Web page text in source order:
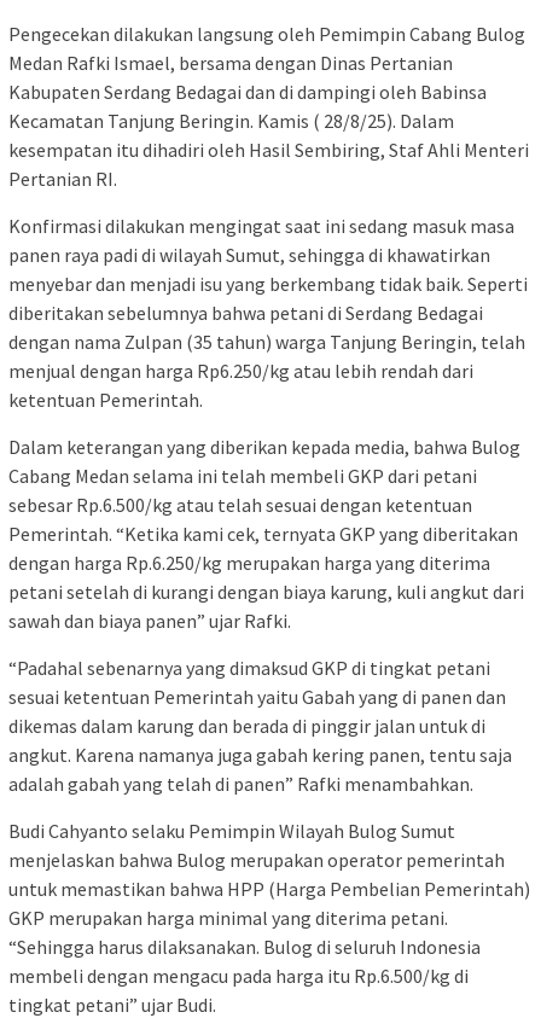
Pengecekan dilakukan langsung oleh Pemimpin Cabang Bulog
Medan Rafki Ismael, bersama dengan Dinas Pertanian
Kabupaten Serdang Bedagai dan di dampingi oleh Babinsa
Kecamatan Tanjung Beringin. Kamis ( 28/8/25). Dalam
kesempatan itu dihadiri oleh Hasil Sembiring, Staf Ahli Menteri
Pertanian RI.
Konfirmasi dilakukan mengingat saat ini sedang masuk masa
panen raya padi di wilayah Sumut, sehingga di khawatirkan
menyebar dan menjadi isu yang berkembang tidak baik. Seperti
diberitakan sebelumnya bahwa petani di Serdang Bedagai
dengan nama Zulpan (35 tahun) warga Tanjung Beringin, telah
menjual dengan harga Rp6.250/kg atau lebih rendah dari
ketentuan Pemerintah.
Dalam keterangan yang diberikan kepada media, bahwa Bulog
Cabang Medan selama ini telah membeli GKP dari petani
sebesar Rp.6.500/kg atau telah sesuai dengan ketentuan
Pemerintah. “Ketika kami cek, ternyata GKP yang diberitakan
dengan harga Rp.6.250/kg merupakan harga yang diterima
petani setelah di kurangi dengan biaya karung, kuli angkut dari
sawah dan biaya panen” ujar Rafki.
“Padahal sebenarnya yang dimaksud GKP di tingkat petani
sesuai ketentuan Pemerintah yaitu Gabah yang di panen dan
dikemas dalam karung dan berada di pinggir jalan untuk di
angkut. Karena namanya juga gabah kering panen, tentu saja
adalah gabah yang telah di panen” Rafki menambahkan.
Budi Cahyanto selaku Pemimpin Wilayah Bulog Sumut
menjelaskan bahwa Bulog merupakan operator pemerintah
untuk memastikan bahwa HPP (Harga Pembelian Pemerintah)
GKP merupakan harga minimal yang diterima petani.
“Sehingga harus dilaksanakan. Bulog di seluruh Indonesia
membeli dengan mengacu pada harga itu Rp.6.500/kg di
tingkat petani” ujar Budi.